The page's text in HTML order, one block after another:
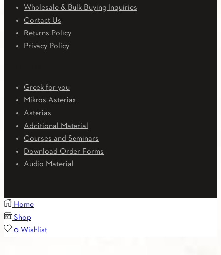
Wholesale & Bulk Buying Inquiries
Contact Us
Returns Policy
Privacy Policy
Greek for you
Mikros Asterias
Asterias
Additional Material
Courses and Seminars
Download Order Forms
Audio Material
Home
Shop
0 Wishlist